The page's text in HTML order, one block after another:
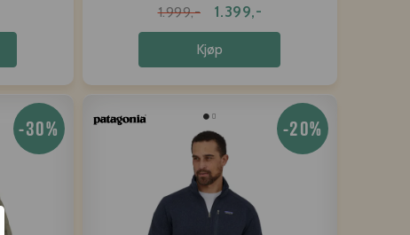
1.999,- 1.399,-
Kjøp
-30% -20%